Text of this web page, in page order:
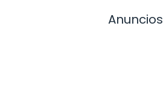
Anuncios